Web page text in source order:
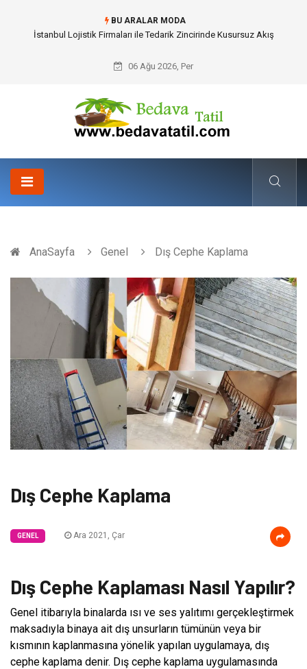
BU ARALAR MODA
Dalaman Bozburun Transfer: Seyahat Prestijinde Ve Zaman Yönetiminde
06 Ağu 2026, Per
AnaSayfa Genel Dış Cephe Kaplama
Dış Cephe Kaplama
GENEL Ara 2021, Çar
Dış Cephe Kaplaması Nasıl Yapılır?
Genel itibarıyla binalarda ısı ve ses yalıtımı gerçekleştirmek
maksadıyla binaya ait dış unsurların tümünün veya bir
kısmının kaplanmasına yönelik yapılan uygulamaya, dış
cephe kaplama denir. Dış cephe kaplama uygulamasında